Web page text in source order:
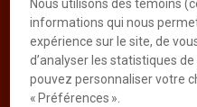
Les bases de
indisponibles pour
réessayer plus tard.
Retour
Nous utilisons des témoins
informations qui nous
expérience sur le site, de
d’analyser les statistiques
pouvez personnaliser votre
« Préférences ».